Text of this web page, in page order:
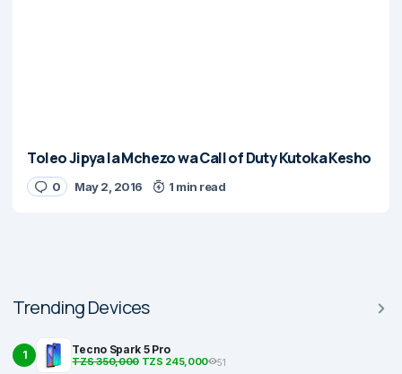
Toleo Jipya la Mchezo wa Call of Duty Kutoka Kesho
0 May 2, 2016 1 min read
Trending Devices
1 Tecno Spark 5 Pro
TZS 350,000TZS 245,000 51